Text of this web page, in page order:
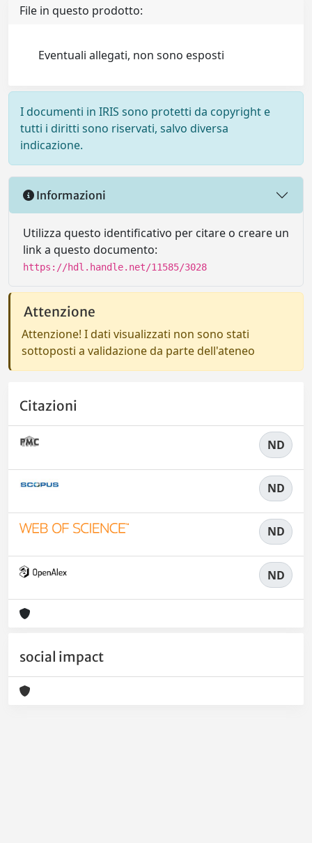
File in questo prodotto:
Eventuali allegati, non sono esposti
I documenti in IRIS sono protetti da copyright e
tutti i diritti sono riservati, salvo diversa
indicazione.
Informazioni
Utilizza questo identificativo per citare o creare un
link a questo documento:
https://hdl.handle.net/11585/3028
Attenzione
Attenzione! I dati visualizzati non sono stati
sottoposti a validazione da parte dell'ateneo
Citazioni
ND
ND
ND
ND
social impact